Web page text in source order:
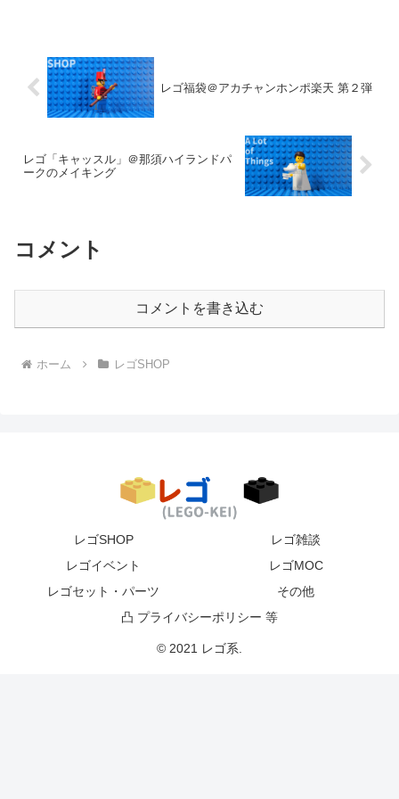
レゴ福袋＠アカチャンホンポ楽天 第２弾
レゴ「キャッスル」＠那須ハイランドパ
ークのメイキング
コメント
コメントを書き込む
ホーム レゴSHOP
レゴSHOP
レゴ雑談
レゴイベント
レゴMOC
レゴセット・パーツ
その他
凸 プライバシーポリシー 等
© 2021 レゴ系.